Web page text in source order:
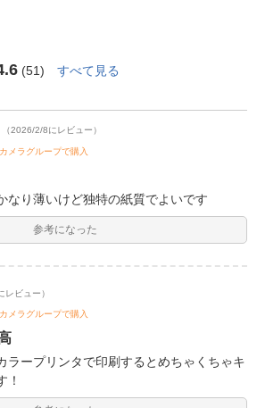
(51) すべて見る
（2026/2/8にレビュー）
メラグループで購入
なり薄いけど独特の紙質でよいです
参考になった
レビュー）
メラグループで購入
ラープリンタで印刷するとめちゃくちゃキ
！